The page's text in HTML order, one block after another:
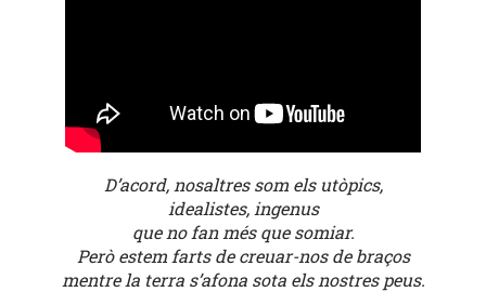
D’acord, nosaltres som els utòpics,
idealistes, ingenus
que no fan més que somiar.
Però estem farts de creuar-nos de braços
mentre la terra s’afona sota els nostres peus.